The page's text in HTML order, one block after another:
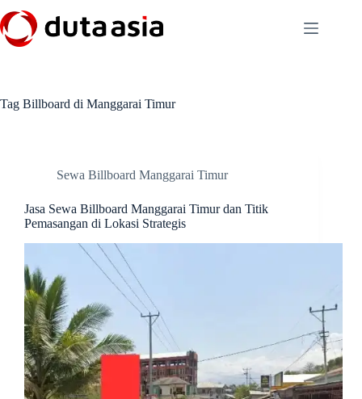
to
content
Tag Billboard di Manggarai Timur
Sewa Billboard Manggarai Timur
Jasa Sewa Billboard Manggarai Timur dan Titik
Pemasangan di Lokasi Strategis